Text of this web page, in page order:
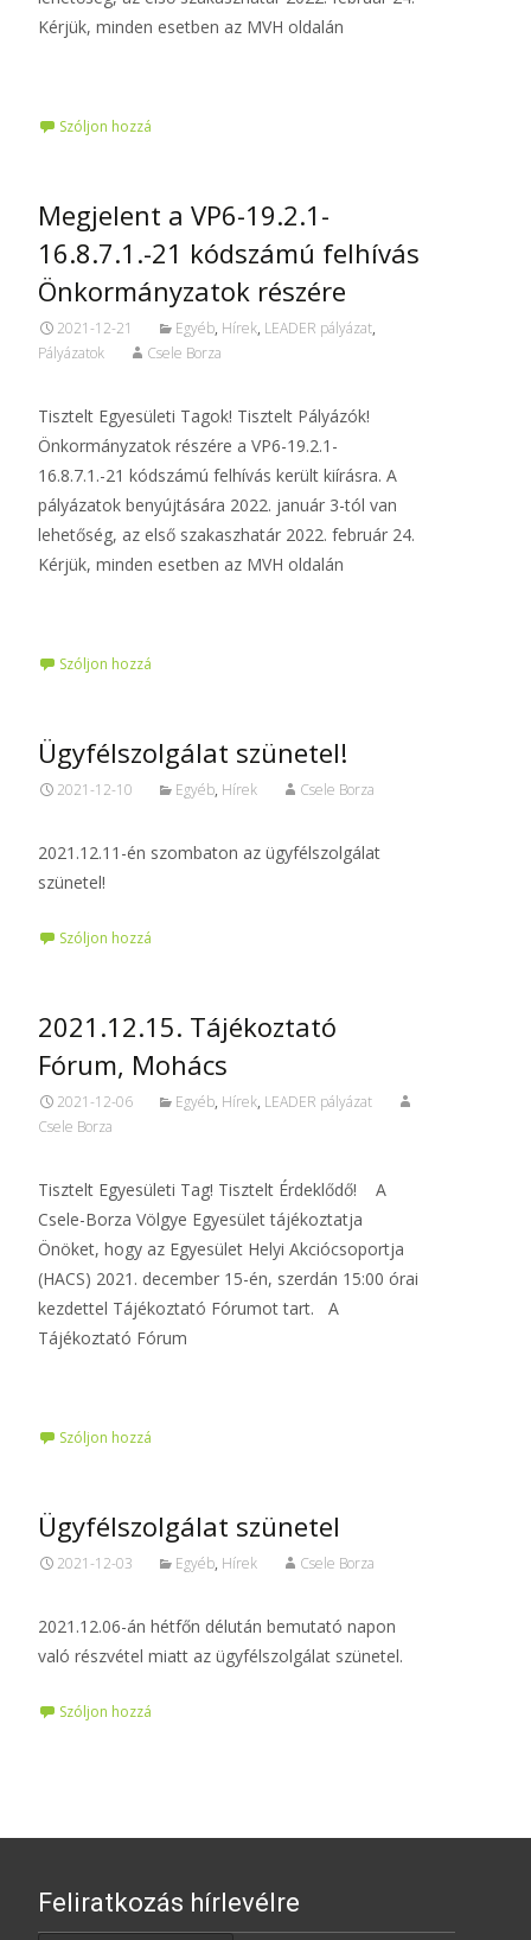
Kérjük, minden esetben az MVH oldalán
Szóljon hozzá
Megjelent a VP6-19.2.1-
16.8.7.1.-21 kódszámú felhívás
Önkormányzatok részére
2021-12-21 Egyéb, Hírek, LEADER pályázat,
Pályázatok
Csele Borza
Tisztelt Egyesületi Tagok! Tisztelt Pályázók!
Önkormányzatok részére a VP6-19.2.1-
16.8.7.1.-21 kódszámú felhívás került kiírásra. A
pályázatok benyújtására 2022. január 3-tól van
lehetőség, az első szakaszhatár 2022. február 24.
Kérjük, minden esetben az MVH oldalán
Szóljon hozzá
Ügyfélszolgálat szünetel!
2021-12-10 Egyéb, Hírek Csele Borza
2021.12.11-én szombaton az ügyfélszolgálat
szünetel!
Szóljon hozzá
2021.12.15. Tájékoztató
Fórum, Mohács
2021-12-06 Egyéb, Hírek, LEADER pályázat
Csele Borza
Tisztelt Egyesületi Tag! Tisztelt Érdeklődő! A
Csele-Borza Völgye Egyesület tájékoztatja
Önöket, hogy az Egyesület Helyi Akciócsoportja
(HACS) 2021. december 15-én, szerdán 15:00 órai
kezdettel Tájékoztató Fórumot tart. A
Tájékoztató Fórum
Szóljon hozzá
Ügyfélszolgálat szünetel
2021-12-03 Egyéb, Hírek Csele Borza
2021.12.06-án hétfőn délután bemutató napon
való részvétel miatt az ügyfélszolgálat szünetel.
Szóljon hozzá
Feliratkozás hírlevélre